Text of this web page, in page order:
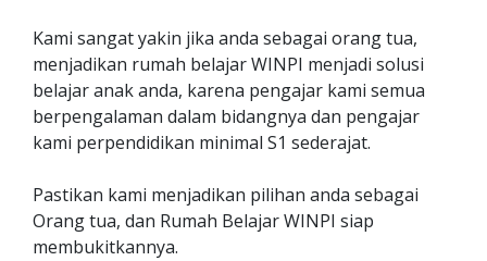
Kami sangat yakin jika anda sebagai orang tua,
menjadikan rumah belajar WINPI menjadi solusi
belajar anak anda, karena pengajar kami semua
berpengalaman dalam bidangnya dan pengajar
kami perpendidikan minimal S1 sederajat.
Pastikan kami menjadikan pilihan anda sebagai
Orang tua, dan Rumah Belajar WINPI siap
membukitkannya.